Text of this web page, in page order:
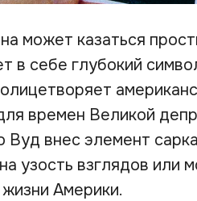
может казаться
в себе глубокий
времен Великой
Вуд внес элемент
узость взглядов или
Америки.